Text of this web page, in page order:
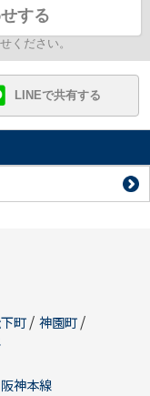
する
ください。
LINEで共有する
町/ 神園町/
阪神本線